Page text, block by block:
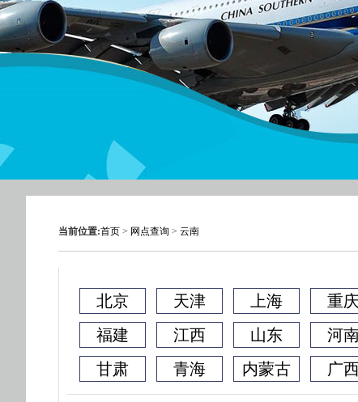
当前位置:首页 > 网点查询 > 云南
北京 天津 上海 重
福建
江西 山东 河
甘肃
青海 内蒙古 广